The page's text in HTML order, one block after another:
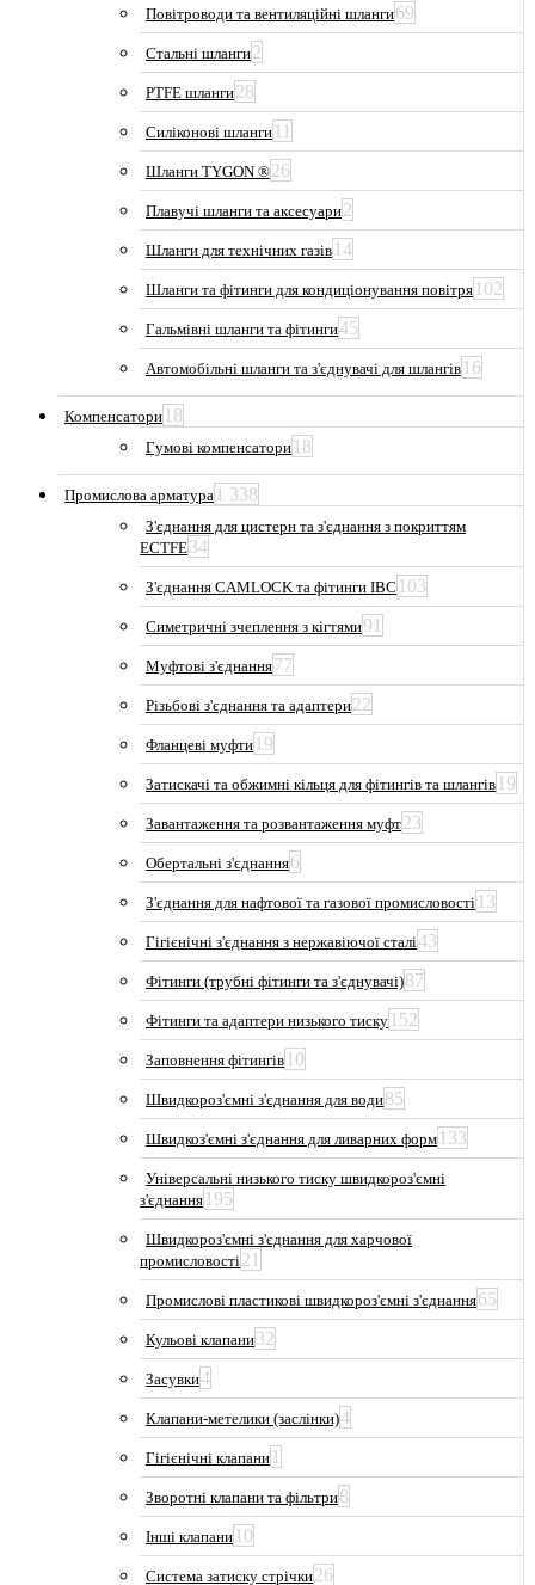
Повітроводи та вентиляційні шланги69
Стальні шланги2
PTFE шланги28
Силіконові шланги 11
Шланги TYGON ®26
Плавучі шланги та аксесуари2
Шланги для технічних газів 14
Шланги та фітинги для кондиціонування повітря 102
Гальмівні шланги та фітинги45
Автомобільні шланги та з'єднувачі для шлангів 16
Компенсатори 18
Гумові компенсатори 18
Промислова арматура 1 338
З'єднання для цистерн та з'єднання з покриттям
ECTFE34
З'єднання CAMLOCK та фітинги IBC 103
Симетричні зчеплення з кігтями91
Муфтові з'єднання77
Різьбові з'єднання та адаптери22
Фланцеві муфти 19
Затискачі та обжимні кільця для фітингів та шлангів 19
Завантаження та розвантаження муфт23
Обертальні з'єднання6
З'єднання для нафтової та газової промисловості 13
Гігієнічні з'єднання з нержавіючої сталі43
Фітинги (трубні фітинги та з'єднувачі)87
Фітинги та адаптери низького тиску 152
Заповнення фітингів 10
Швидкороз'ємні з'єднання для води85
Швидкоз'ємні з'єднання для ливарних форм 133
Універсальні низького тиску швидкороз'ємні
з'єднання 195
Швидкороз'ємні з'єднання для харчової
промисловості 21
Промислові пластикові швидкороз'ємні з'єднання65
Кульові клапани32
Засувки4
Клапани-метелики (заслінки)4
Гігієнічні клапани 1
Зворотні клапани та фільтри8
Інші клапани 10
Система затиску стрічки26